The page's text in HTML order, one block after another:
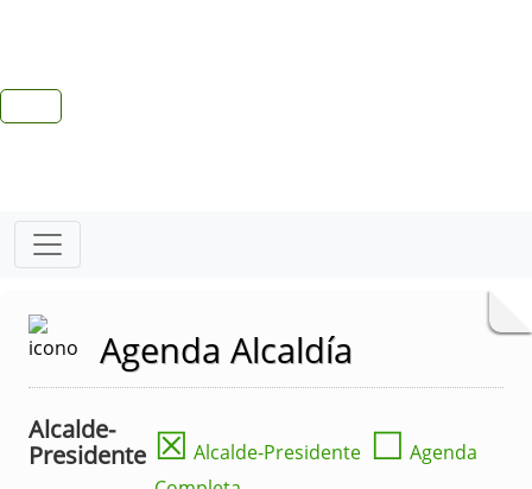
Agenda Alcaldía
Alcalde-
Presidente ☒ Alcalde-Presidente ☐ Agenda